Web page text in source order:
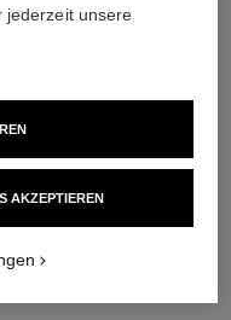
Duschgel
60 €
jederzeit unsere
AKZEPTIEREN